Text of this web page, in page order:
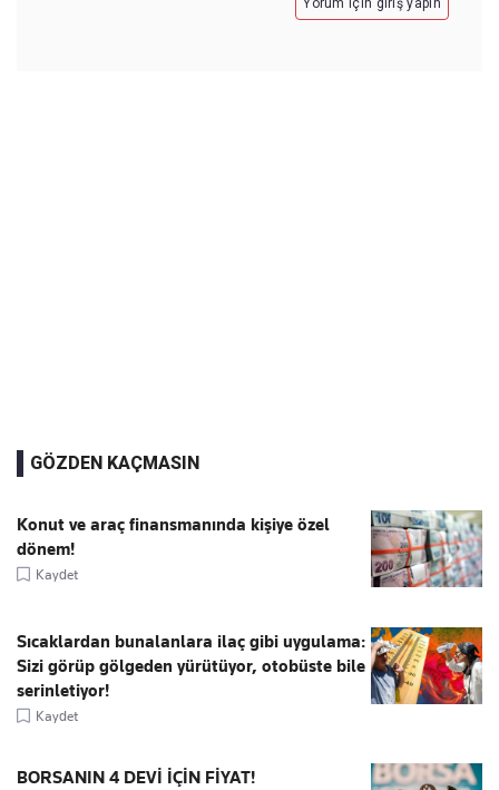
Yorum için giriş yapın
GÖZDEN KAÇMASIN
Konut ve araç finansmanında kişiye özel
dönem!
Kaydet
Sıcaklardan bunalanlara ilaç gibi uygulama:
Sizi görüp gölgeden yürütüyor, otobüste bile
serinletiyor!
Kaydet
BORSANIN 4 DEVİ İÇİN FİYAT!